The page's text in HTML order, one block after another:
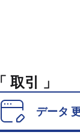
「 取引 」
データ